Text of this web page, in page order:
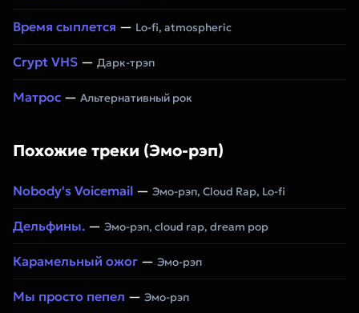
Время сыплется — Lo-fi, atmospheric
Crypt VHS — Дарк-трэп
Матрос — Альтернативный рок
Похожие треки (Эмо-рэп)
Nobody's Voicemail — Эмо-рэп, Cloud Rap, Lo-fi
Дельфины. — Эмо-рэп, cloud rap, dream pop
Карамельный ожог — Эмо-рэп
Мы просто пепел — Эмо-рэп